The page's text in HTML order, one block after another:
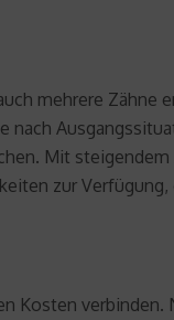
mehrere
Mit
zur
Kosten